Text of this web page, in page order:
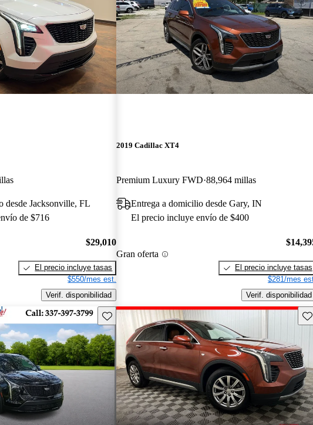
desde Jacksonville, FL
de $716
$29,010
El precio incluye tasas
$550/mes est.
Verif. disponibilidad
2019 Cadillac XT4
Premium Luxury FWD 88,964 millas
Entrega a domicilio desde Gary, IN
El precio incluye envío de $400
Gran oferta
El precio incluye tasas
$281/mes
Verif. disponibilidad
Guarda este Aviso